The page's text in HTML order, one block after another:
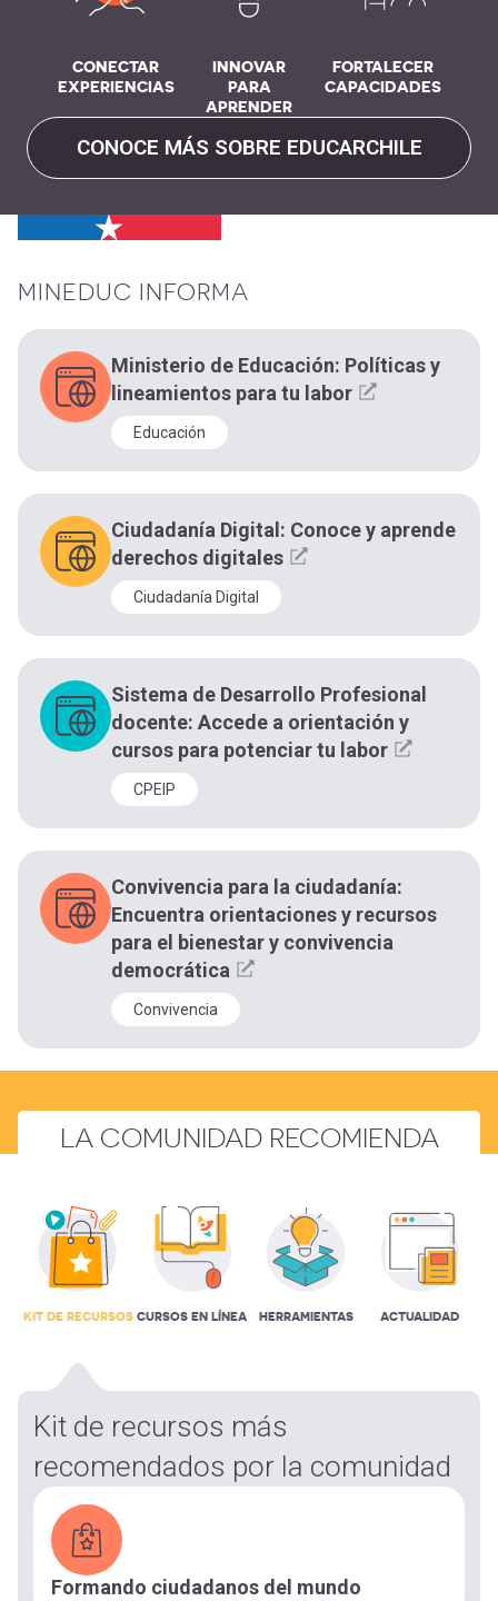
CONECTAR
EXPERIENCIAS
INNOVAR
PARA
APRENDER
FORTALECER
CAPACIDADES
CONOCE MÁS SOBRE EDUCARCHILE
MINEDUC INFORMA
Ministerio de Educación: Políticas y
lineamientos para tu labor
Educación
Ciudadanía Digital: Conoce y aprende
derechos digitales
Ciudadanía Digital
Sistema de Desarrollo Profesional
docente: Accede a orientación y
cursos para potenciar tu labor
CPEIP
Convivencia para la ciudadanía:
Encuentra orientaciones y recursos
para el bienestar y convivencia
democrática
Convivencia
LA COMUNIDAD RECOMIENDA
KIT DE RECURSOS CURSOS EN LÍNEA HERRAMIENTAS ACTUALIDAD
Kit de recursos más
recomendados por la comunidad
Formando ciudadanos del mundo